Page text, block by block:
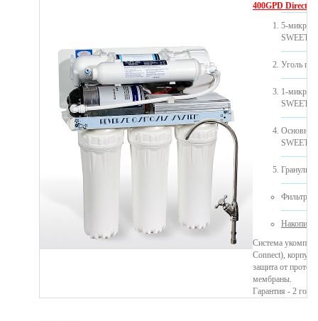
400GPD Direct
5-
SWEET)
Уголь
1-
SWEET)
SWEET).
Фильтр
Система
Connect),
защита от
мембраны.
Гарантия - 2 года.